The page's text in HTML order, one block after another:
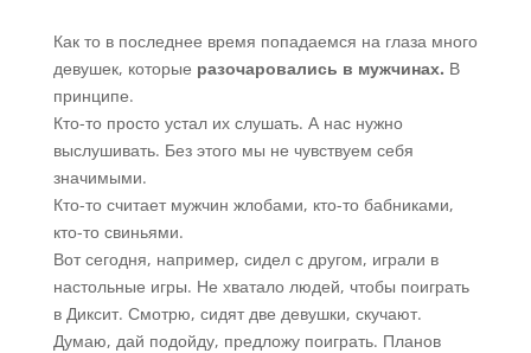
Как то в последнее время попадаемся на глаза много
девушек, которые разочаровались в мужчинах. В
принципе.
Кто-то просто устал их слушать. А нас нужно
выслушивать. Без этого мы не чувствуем себя
значимыми.
Кто-то считает мужчин жлобами, кто-то бабниками,
кто-то свиньями.
Вот сегодня, например, сидел с другом, играли в
настольные игры. Не хватало людей, чтобы поиграть
в Диксит. Смотрю, сидят две девушки, скучают.
Думаю, дай подойду, предложу поиграть. Планов